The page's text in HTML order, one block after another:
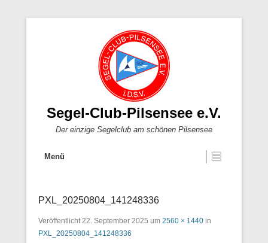
Segel-Club-Pilsensee e.V.
Der einzige Segelclub am schönen Pilsensee
Menü
PXL_20250804_141248336
Veröffentlicht22. September 2025 um 2560 × 1440 in
PXL_20250804_141248336